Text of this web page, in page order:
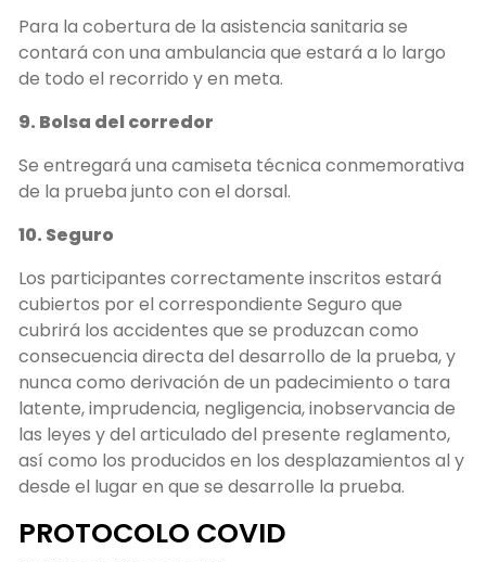
Para la cobertura de la asistencia sanitaria se
contará con una ambulancia que estará a lo largo
de todo el recorrido y en meta.
9. Bolsa del corredor
Se entregará una camiseta técnica conmemorativa
de la prueba junto con el dorsal.
10. Seguro
Los participantes correctamente inscritos estará
cubiertos por el correspondiente Seguro que
cubrirá los accidentes que se produzcan como
consecuencia directa del desarrollo de la prueba, y
nunca como derivación de un padecimiento o tara
latente, imprudencia, negligencia, inobservancia de
las leyes y del articulado del presente reglamento,
así como los producidos en los desplazamientos al y
desde el lugar en que se desarrolle la prueba.
PROTOCOLO COVID